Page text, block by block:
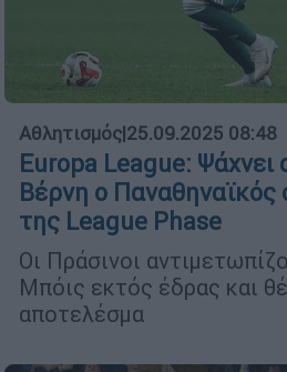
Αθλητισμός|25.09.2025 08:48
Europa League: Ψάχνει
Βέρνη ο Παναθηναϊκός
της League Phase
Οι Πράσινοι
Μπόις εκτός έδρας και
αποτελέσμα